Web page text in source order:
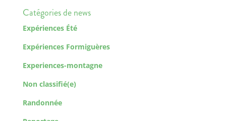
Catégories de news
Expériences Été
Expériences Formiguères
Experiences-montagne
Non classifié(e)
Randonnée